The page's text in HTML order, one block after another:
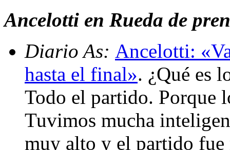
Ancelotti en Rueda de
Diario As: Ancelotti:
hasta el final». ¿Qué es
Todo el partido. Porque
Tuvimos mucha
muy alto y el partido fue